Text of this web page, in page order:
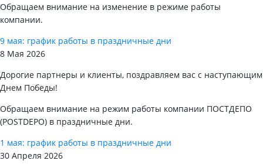
Обращаем внимание на изменение в режиме работы
компании.
9 мая: график работы в праздничные дни
8 Мая 2026
Дорогие партнеры и клиенты, поздравляем вас с наступающим
Днем Победы!
Обращаем внимание на режим работы компании ПОСТДЕПО
(POSTDEPO) в праздничные дни.
1 мая: график работы в праздничные дни
30 Апреля 2026